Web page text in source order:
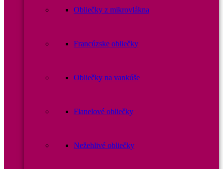
Obliečky z mikrovlákna
Francúzske obliečky
Obliečky na vankúše
Flanelové obliečky
Nežehlivé obliečky